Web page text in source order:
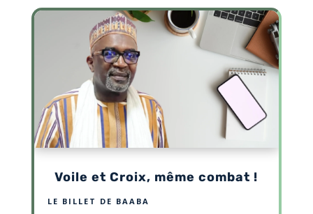
Voile et Croix, même combat !
LE BILLET DE BAABA